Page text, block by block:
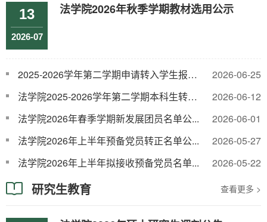
13
2026-07
法学院2026年秋季学期教材选用公示
2026-06-25
2025-2026学年第二学期申请转入学生报名...
2026-06-12
法学院2025-2026学年第二学期本科生转专...
2026-06-01
法学院2026年春季学期新发展团员名单公...
2026-05-27
法学院2026年上半年预备党员转正名单公...
2026-05-22
法学院2026年上半年拟接收预备党员名单...
研究生教育 查看更多 >